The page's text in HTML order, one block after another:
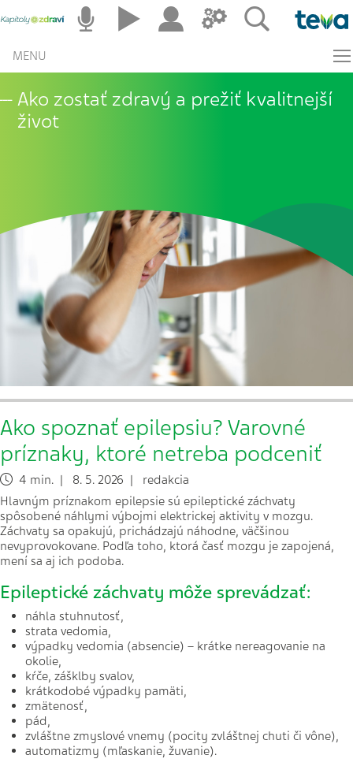
MENU
Ako zostať zdravý a prežiť kvalitnejší
život
Ako spoznať epilepsiu? Varovné
príznaky, ktoré netreba podceniť
4 min. | 8. 5. 2026 | redakcia
Hlavným príznakom epilepsie sú epileptické záchvaty
spôsobené náhlymi výbojmi elektrickej aktivity v mozgu.
Záchvaty sa opakujú, prichádzajú náhodne, väčšinou
nevyprovokovane. Podľa toho, ktorá časť mozgu je zapojená,
mení sa aj ich podoba.
Epileptické záchvaty môže sprevádzať:
náhla stuhnutosť,
strata vedomia,
výpadky vedomia (absencie) – krátke nereagovanie na
okolie,
kŕče, zášklby svalov,
krátkodobé výpadky pamäti,
zmätenosť,
pád,
zvláštne zmyslové vnemy (pocity zvláštnej chuti či vône),
automatizmy (mľaskanie, žuvanie).